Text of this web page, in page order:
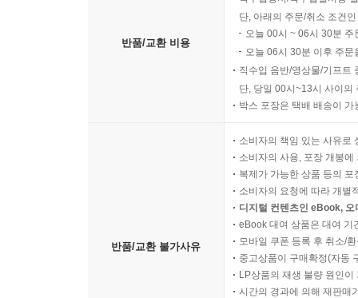
반품/교환 비용
단, 아래의 주문/취소 조건
오늘 00시 ~ 06시 30분
오늘 06시 30분 이후 주
직수입 음반/영상물/기프트
단, 당일 00시~13시 사이의
박스 포장은 택배 배송이
반품/교환 불가사유
소비자의 책임 있는 사유로
소비자의 사용, 포장 개봉
복제가 가능한 상품 등의
소비자의 요청에 따라 개별
디지털 컨텐츠인 eBook,
eBook 대여 상품은 대여 기
모바일 쿠폰 등록 후 취소/
중고상품이 구매확정(자동
LP상품의 재생 불량 원인
시간의 경과에 의해 재판매